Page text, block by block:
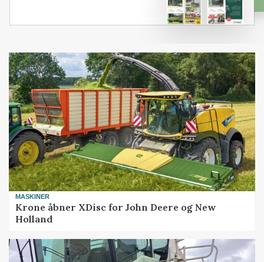
MASKINER
Krone åbner XDisc for John Deere og New
Holland